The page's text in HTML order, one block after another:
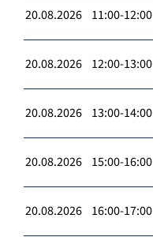
20.08.2026 11:00-12:00
20.08.2026 12:00-13:00
20.08.2026 13:00-14:00
20.08.2026 15:00-16:00
20.08.2026 16:00-17:00